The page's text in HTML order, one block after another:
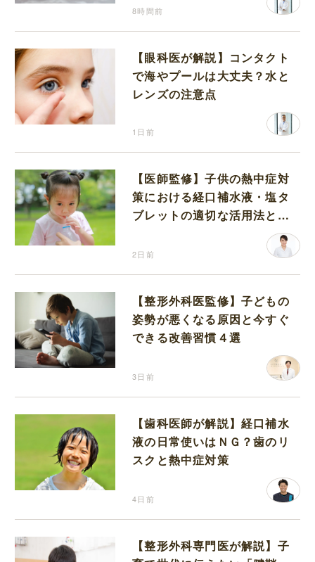
8時間前
【眼科医が解説】コンタクト
で海やプールは大丈夫？水と
レンズの注意点
1日前
【医師監修】子供の熱中症対
策における経口補水液・塩タ
ブレットの適切な活用法と水
2日前
【整形外科医監修】子どもの
姿勢が悪くなる原因と今すぐ
できる改善習慣４選
3日前
【歯科医師が解説】経口補水
液の日常使いはＮＧ？歯のリ
スクと熱中症対策
4日前
【整形外科専門医が解説】子